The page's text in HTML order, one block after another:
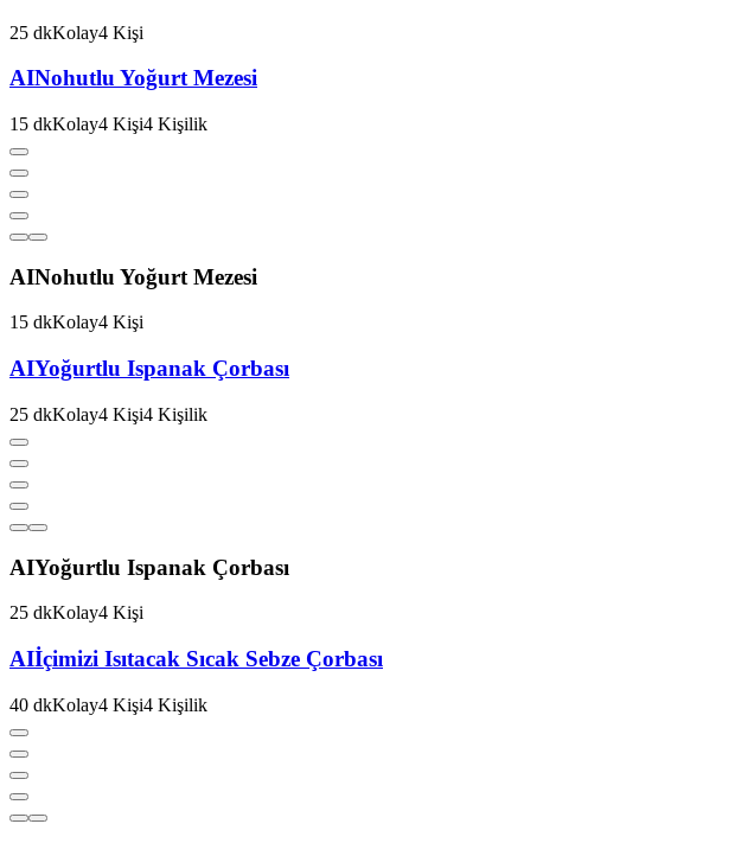
25 dkKolay4 Kişi
AINohutlu Yoğurt Mezesi
15 dkKolay4 Kişi4 Kişilik
AINohutlu Yoğurt Mezesi
15 dkKolay4 Kişi
AIYoğurtlu Ispanak Çorbası
25 dkKolay4 Kişi4 Kişilik
AIYoğurtlu Ispanak Çorbası
25 dkKolay4 Kişi
AIİçimizi Isıtacak Sıcak Sebze Çorbası
40 dkKolay4 Kişi4 Kişilik